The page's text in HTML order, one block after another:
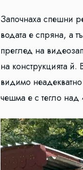
Започнаха спешни
водата е спряна, а
преглед на
на конструкцията
видимо
чешма е с тегло